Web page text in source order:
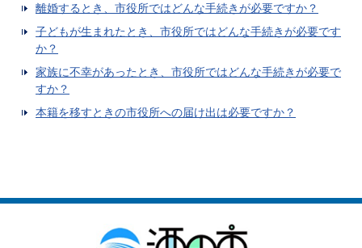
離婚するとき、市役所ではどんな手続きが必要ですか？
子どもが生まれたとき、市役所ではどんな手続きが必要です
か？
家族に不幸があったとき、市役所ではどんな手続きが必要で
すか？
本籍を移すときの市役所への届け出は必要ですか？